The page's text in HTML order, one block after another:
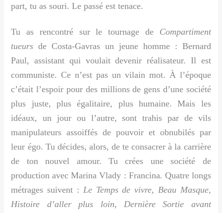
part, tu as souri. Le passé est tenace.
Tu as rencontré sur le tournage de Compartiment
tueurs de Costa-Gavras un jeune homme : Bernard
Paul, assistant qui voulait devenir réalisateur. Il est
communiste. Ce n’est pas un vilain mot. À l’époque
c’était l’espoir pour des millions de gens d’une société
plus juste, plus égalitaire, plus humaine. Mais les
idéaux, un jour ou l’autre, sont trahis par de vils
manipulateurs assoiffés de pouvoir et obnubilés par
leur égo. Tu décides, alors, de te consacrer à la carrière
de ton nouvel amour. Tu crées une société de
production avec Marina Vlady : Francina. Quatre longs
métrages suivent : Le Temps de vivre, Beau Masque,
Histoire d’aller plus loin, Dernière Sortie avant